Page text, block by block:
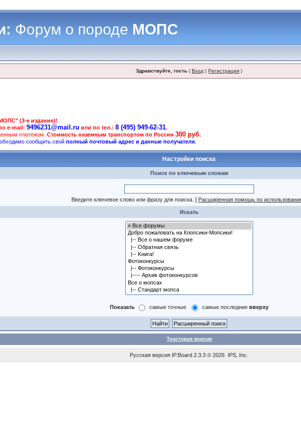
Форум о породеМОПС
Здравствуйте, гость (Вход |Регистрация )
(3-е издание)!
e-mail:9496231@mail.ru или по тел.:8 (495) 949-62-31.
платежом.Стоимость наземным транспортом по России300 руб.
сообщить свойполный почтовый адрес и данные получателя
Настройки поиска
Поиск по ключевым словам
Введите ключевое слово или фразу для поиска. [ Расширенная помощь по
Искать
Показать самые точные самые последние вверху
Текстовая версия
Русская версия IP.Board 2.3.3 © 2026 IPS, Inc